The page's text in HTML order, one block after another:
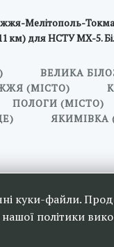
Мелітополь-
км) для НСТУ МХ-5.
ВЕЛИКА
(МІСТО)
ПОЛОГИ (МІСТО)
ЯКИМІВКА
куки-файли.
нашої політики